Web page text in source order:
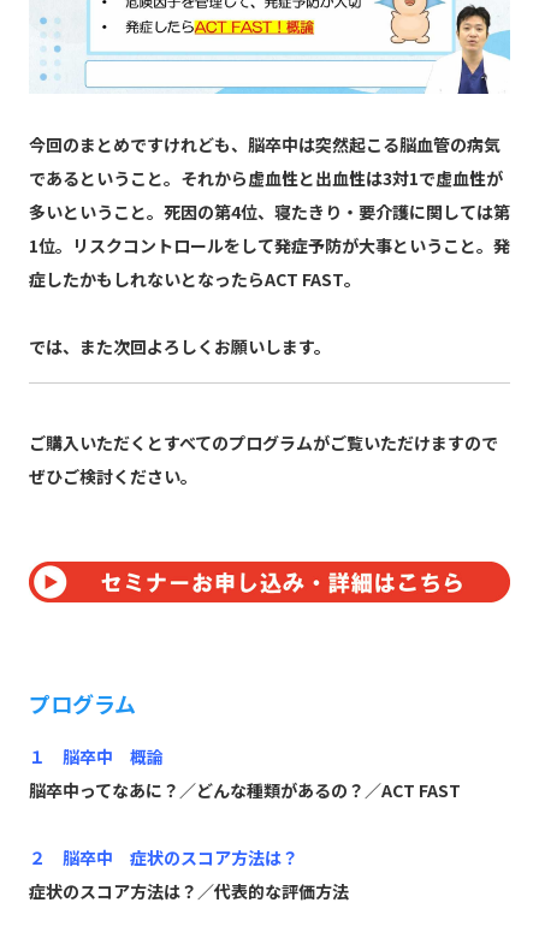
今回のまとめですけれども、脳卒中は突然起こる脳血管の病気
であるということ。それから虚血性と出血性は3対1で虚血性が
多いということ。死因の第4位、寝たきり・要介護に関しては第
1位。リスクコントロールをして発症予防が大事ということ。発
症したかもしれないとなったらACT FAST。
では、また次回よろしくお願いします。
ご購入いただくとすべてのプログラムがご覧いただけますので
ぜひご検討ください。
プログラム
１ 脳卒中 概論
脳卒中ってなあに？／どんな種類があるの？／ACT FAST
２ 脳卒中 症状のスコア方法は？
症状のスコア方法は？／代表的な評価方法